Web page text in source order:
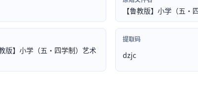
【鲁教版】小学（五
版】小学（五•四学制）艺术
提取码
dzjc